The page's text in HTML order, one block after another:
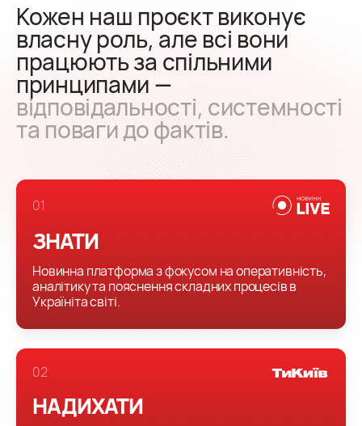
Кожен наш проєкт виконує
власну роль, але всі вони
працюють за спільними
принципами —
відповідальності, системності
та поваги до фактів.
01
ЗНАТИ
Новинна платформа з фокусом на оперативність,
аналітику та пояснення складних процесів в
Україніта світі.
02
НАДИХАТИ